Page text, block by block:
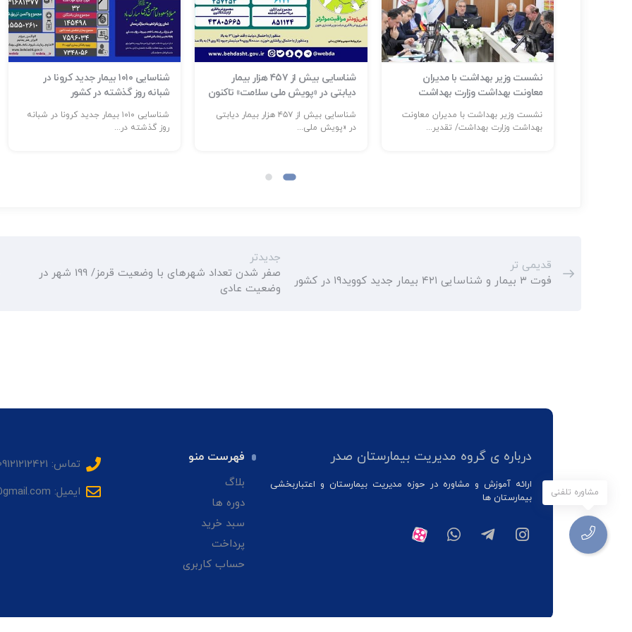
نشست وزیر بهداشت با مدیران
معاونت بهداشت وزارت بهداشت
نشست وزیر بهداشت با مدیران معاونت
بهداشت وزارت بهداشت/ تقدیر...
شناسایی بیش از ۴۵۷ هزار بیمار
دیابتی در «پویش ملی سلامت» تاکنون
شناسایی بیش از ۴۵۷ هزار بیمار دیابتی
در «پویش ملی...
شناسایی ۱۰۱۰ بیمار جدید کرونا در
شبانه روز گذشته در کشور
شناسایی ۱۰۱۰ بیمار جدید کرونا در شبانه
روز گذشته در...
قدیمی تر
فوت ۳ بیمار و شناسایی ۴۲۱ بیمار جدید کووید۱۹ در کشور
جدیدتر
صفر شدن تعداد شهرهای با وضعیت قرمز/ 199 شهر در
وضعیت عادی
درباره ی گروه مدیریت بیمارستان صدر
ارائه آموزش و مشاوره در حوزه مدیریت بیمارستان و اعتباربخشی
بیمارستان ها
فهرست منو
بلاگ
دوره ها
سبد خرید
پرداخت
حساب کاربری
تماس: 09121212421
ایمیل: sadrhmg@gmail.com
مشاوره تلفنی